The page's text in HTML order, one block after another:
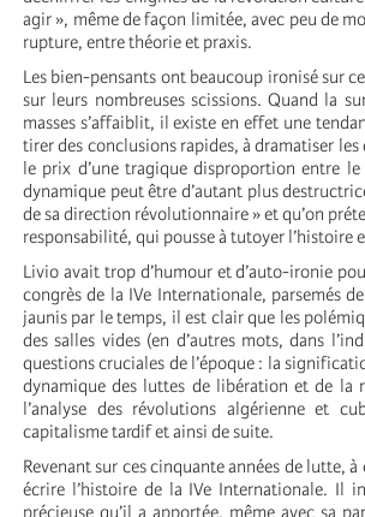
agir », même de façon limitée, avec peu de
rupture, entre théorie et praxis.
Les bien-pensants ont beaucoup ironisé sur
sur leurs nombreuses scissions. Quand la
masses s’affaiblit, il existe en effet une
tirer des conclusions rapides, à dramatiser
le prix d’une tragique disproportion entre
dynamique peut être d’autant plus
de sa direction révolutionnaire » et qu’on
responsabilité, qui pousse à tutoyer
Livio avait trop d’humour et d’auto-ironie
congrès de la IVe Internationale, parsemés
jaunis par le temps, il est clair que les
des salles vides (en d’autres mots, dans
questions cruciales de l’époque : la
dynamique des luttes de libération et de la
l’analyse des révolutions algérienne et
capitalisme tardif et ainsi de suite.
Revenant sur ces cinquante années de lutte,
écrire l’histoire de la IVe Internationale. Il